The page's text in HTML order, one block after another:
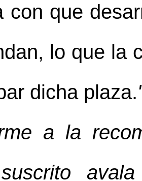
con que
lo que la
dicha plaza.
a la